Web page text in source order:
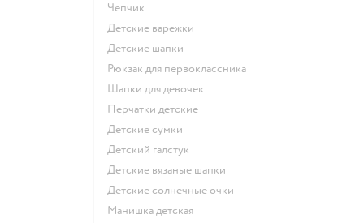
Чепчик
Детские варежки
Детские шапки
Рюкзак для первоклассника
Шапки для девочек
Перчатки детские
Детские сумки
Детский галстук
Детские вязаные шапки
Детские солнечные очки
Манишка детская